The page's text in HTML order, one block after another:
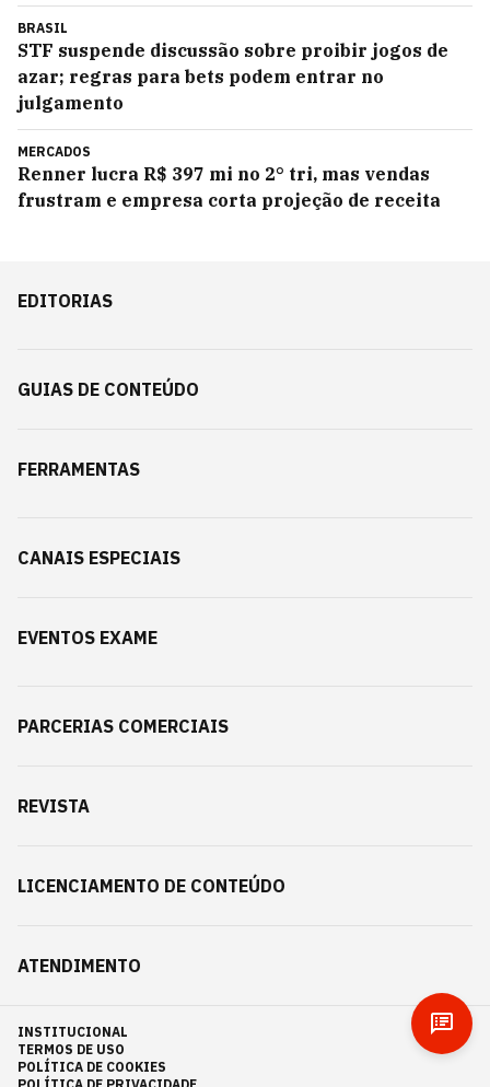
BRASIL
STF suspende discussão sobre proibir jogos de
azar; regras para bets podem entrar no
julgamento
MERCADOS
Renner lucra R$ 397 mi no 2° tri, mas vendas
frustram e empresa corta projeção de receita
EDITORIAS
GUIAS DE CONTEÚDO
FERRAMENTAS
CANAIS ESPECIAIS
EVENTOS EXAME
PARCERIAS COMERCIAIS
REVISTA
LICENCIAMENTO DE CONTEÚDO
ATENDIMENTO
INSTITUCIONAL
TERMOS DE USO
POLÍTICA DE COOKIES